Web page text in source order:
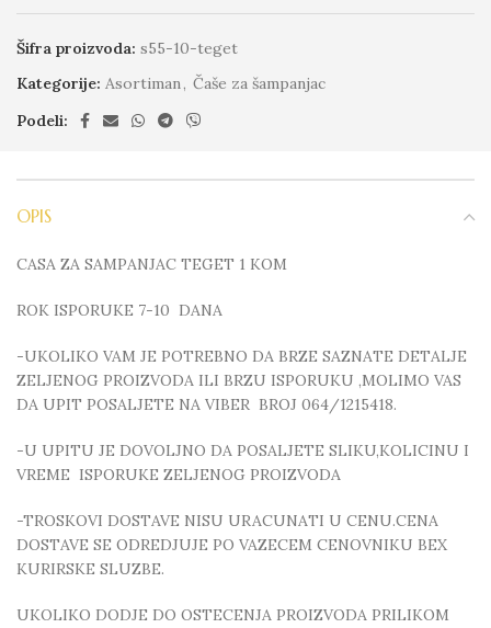
Šifra proizvoda: s55-10-teget
Kategorije: Asortiman, Čaše za šampanjac
Podeli:
OPIS
CASA ZA SAMPANJAC TEGET 1 KOM
ROK ISPORUKE 7-10 DANA
-UKOLIKO VAM JE POTREBNO DA BRZE SAZNATE DETALJE
ZELJENOG PROIZVODA ILI BRZU ISPORUKU ,MOLIMO VAS
DA UPIT POSALJETE NA VIBER BROJ 064/1215418.
-U UPITU JE DOVOLJNO DA POSALJETE SLIKU,KOLICINU I
VREME ISPORUKE ZELJENOG PROIZVODA
-TROSKOVI DOSTAVE NISU URACUNATI U CENU.CENA
DOSTAVE SE ODREDJUJE PO VAZECEM CENOVNIKU BEX
KURIRSKE SLUZBE.
UKOLIKO DODJE DO OSTECENJA PROIZVODA PRILIKOM